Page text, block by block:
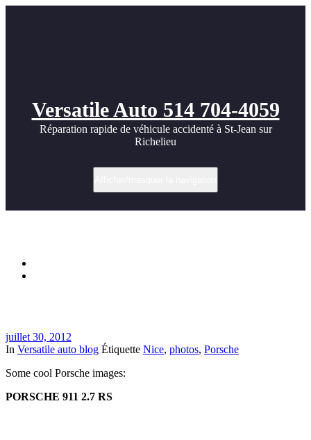
Versatile Auto 514 704-4059
Réparation rapide de véhicule accidenté à St-Jean sur
Richelieu
juillet 30, 2012
In Versatile auto blog Étiquette Nice, photos, Porsche
Some cool Porsche images:
PORSCHE 911 2.7 RS